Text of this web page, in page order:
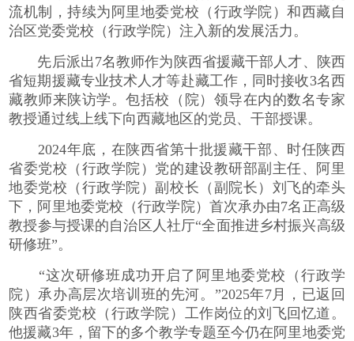
流机制，持续为阿里地委党校（行政学院）和西藏自
治区党委党校（行政学院）注入新的发展活力。
先后派出7名教师作为陕西省援藏干部人才、陕西
省短期援藏专业技术人才等赴藏工作，同时接收3名西
藏教师来陕访学。包括校（院）领导在内的数名专家
教授通过线上线下向西藏地区的党员、干部授课。
2024年底，在陕西省第十批援藏干部、时任陕西
省委党校（行政学院）党的建设教研部副主任、阿里
地委党校（行政学院）副校长（副院长）刘飞的牵头
下，阿里地委党校（行政学院）首次承办由7名正高级
教授参与授课的自治区人社厅“全面推进乡村振兴高级
研修班”。
“这次研修班成功开启了阿里地委党校（行政学
院）承办高层次培训班的先河。”2025年7月，已返回
陕西省委党校（行政学院）工作岗位的刘飞回忆道。
他援藏3年，留下的多个教学专题至今仍在阿里地委党